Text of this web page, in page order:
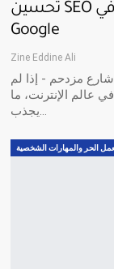
تحسين SEO لموقعك: طرق فعالة لزيادة الظهور في
Google
Zine Eddine Ali
مزدحم - إذا لم
عالم الإنترنت، ما
يجذب…
الحر والمهارات الشخصية